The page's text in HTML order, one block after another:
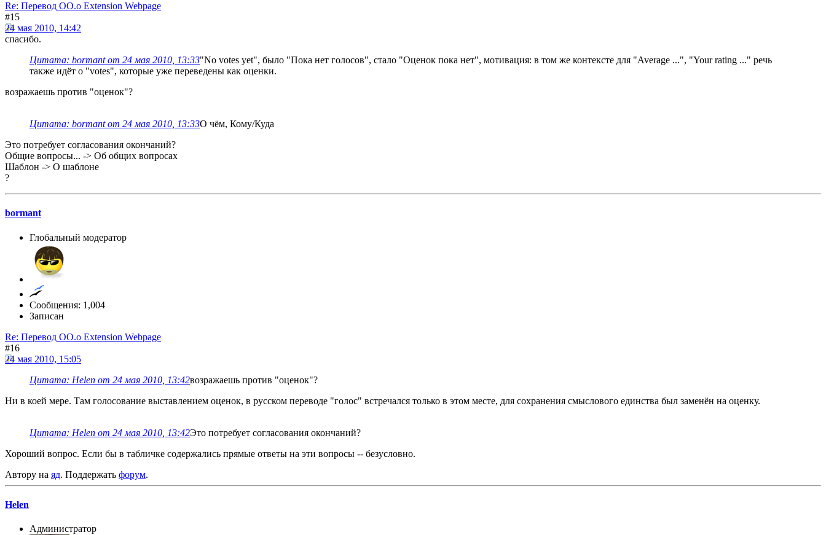
Re: Перевод OO.o Extension Webpage
#15
24 мая 2010, 14:42
спасибо.
Цитата: bormant от 24 мая 2010, 13:33"No votes yet", было "Пока нет голосов", стало "Оценок пока нет", мотивация: в том же контексте для "Average ...", "Your rating ..." речь
также идёт о "votes", которые уже переведены как оценки.
возражаешь против "оценок"?
Цитата: bormant от 24 мая 2010, 13:33О чём, Кому/Куда
Это потребует согласования окончаний?
Общие вопросы... -> Об общих вопросах
Шаблон -> О шаблоне
?
bormant
Глобальный модератор
Сообщения: 1,004
Записан
Re: Перевод OO.o Extension Webpage
#16
24 мая 2010, 15:05
Цитата: Helen от 24 мая 2010, 13:42возражаешь против "оценок"?
Ни в коей мере. Там голосование выставлением оценок, в русском переводе "голос" встречался только в этом месте, для сохранения смыслового единства был заменён на оценку.
Цитата: Helen от 24 мая 2010, 13:42Это потребует согласования окончаний?
Хороший вопрос. Если бы в табличке содержались прямые ответы на эти вопросы -- безусловно.
Автору на яд. Поддержать форум.
Helen
Администратор